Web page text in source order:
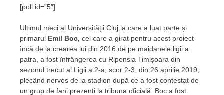
[poll id=”5″]
Ultimul meci al Universității Cluj la care a luat parte și
primarul Emil Boc, cel care a girat pentru acest proiect
încă de la crearea lui din 2016 de pe maidanele ligii a
patra, a fost înfrângerea cu Ripensia Timișoara din
sezonul trecut al Ligii a 2-a, scor 2-3, din 26 aprilie 2019,
plecând nervos de la stadion după ce a fost contestat de
un grup de fani prezenți la tribuna oficială. Boc a fost